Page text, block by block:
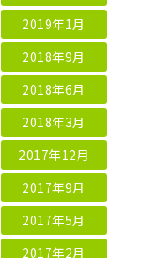
2019年1月
2018年9月
2018年6月
2018年3月
2017年12月
2017年9月
2017年5月
2017年2月